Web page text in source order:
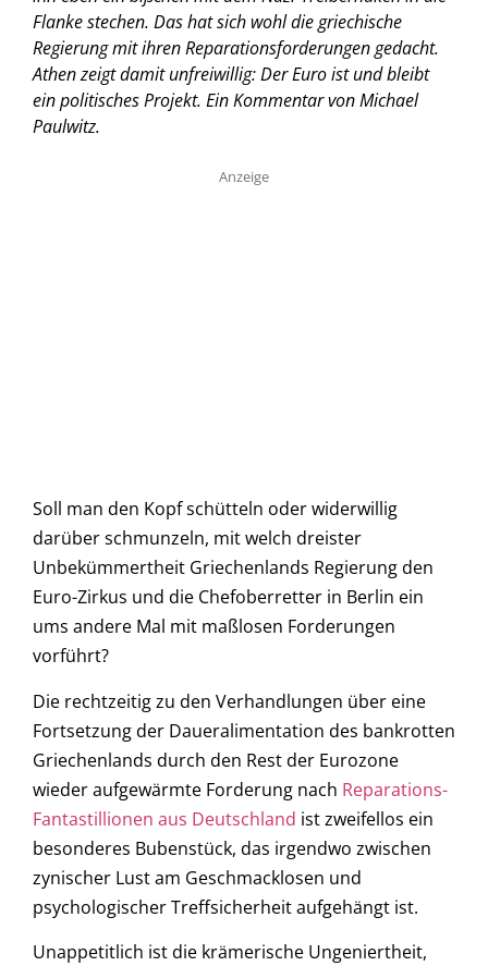
Flanke stechen. Das hat sich wohl die griechische
Regierung mit ihren Reparationsforderungen gedacht.
Athen zeigt damit unfreiwillig: Der Euro ist und bleibt
ein politisches Projekt. Ein Kommentar von Michael
Paulwitz.
Anzeige
Soll man den Kopf schütteln oder widerwillig
darüber schmunzeln, mit welch dreister
Unbekümmertheit Griechenlands Regierung den
Euro-Zirkus und die Chefoberretter in Berlin ein
ums andere Mal mit maßlosen Forderungen
vorführt?
Die rechtzeitig zu den Verhandlungen über eine
Fortsetzung der Daueralimentation des bankrotten
Griechenlands durch den Rest der Eurozone
wieder aufgewärmte Forderung nach Reparations-
Fantastillionen aus Deutschland ist zweifellos ein
besonderes Bubenstück, das irgendwo zwischen
zynischer Lust am Geschmacklosen und
psychologischer Treffsicherheit aufgehängt ist.
Unappetitlich ist die krämerische Ungeniertheit,